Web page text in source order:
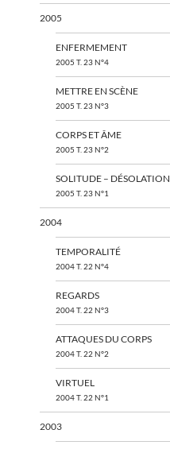
2005
ENFERMEMENT
2005 T. 23 N°4
METTRE EN SCÈNE
2005 T. 23 N°3
CORPS ET ÂME
2005 T. 23 N°2
SOLITUDE – DÉSOLATION
2005 T. 23 N°1
2004
TEMPORALITÉ
2004 T. 22 N°4
REGARDS
2004 T. 22 N°3
ATTAQUES DU CORPS
2004 T. 22 N°2
VIRTUEL
2004 T. 22 N°1
2003